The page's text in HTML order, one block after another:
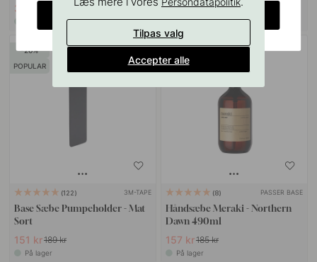
30 kr 151 kr189 kr
På lager
20
POPULAR
122 3M-TAPE
Base Sæbe Pumpeholder - Mat
Sort
151 kr189 kr
På lager
8 PASSER BASE
Håndsæbe Meraki - Northern
Dawn 490ml
157 kr185 kr
På lager
Tilpas valg
Accepter alle